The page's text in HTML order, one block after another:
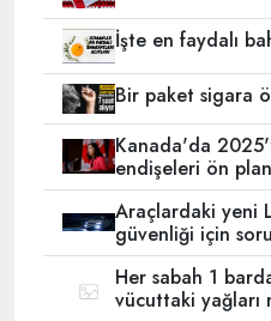
İşte en faydalı
Bir paket sigara
Kanada'da
endişeleri ön
Araçlardaki yeni
güvenliği için
Her sabah 1
vücuttaki yağları